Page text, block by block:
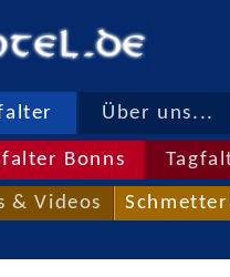
Über uns...
Bonns
& Videos